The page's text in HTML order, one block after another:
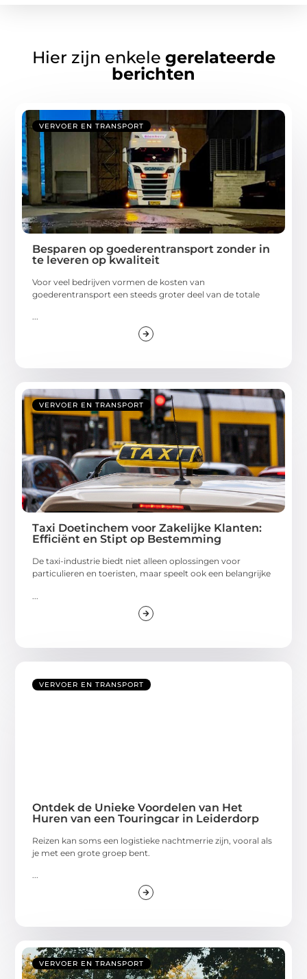
Hier zijn enkele gerelateerde
berichten
VERVOER EN TRANSPORT
Besparen op goederentransport zonder in
te leveren op kwaliteit
Voor veel bedrijven vormen de kosten van
goederentransport een steeds groter deel van de totale
...
VERVOER EN TRANSPORT
Taxi Doetinchem voor Zakelijke Klanten:
Efficiënt en Stipt op Bestemming
De taxi-industrie biedt niet alleen oplossingen voor
particulieren en toeristen, maar speelt ook een belangrijke
VERVOER EN TRANSPORT
Ontdek de Unieke Voordelen van Het
Huren van een Touringcar in Leiderdorp
Reizen kan soms een logistieke nachtmerrie zijn, vooral als
je met een grote groep bent.
...
VERVOER EN TRANSPORT